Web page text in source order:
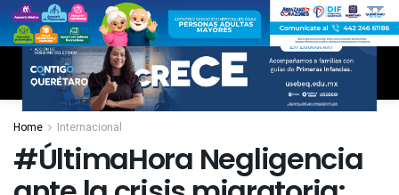
Home Internacional
#ÚltimaHora Negligencia